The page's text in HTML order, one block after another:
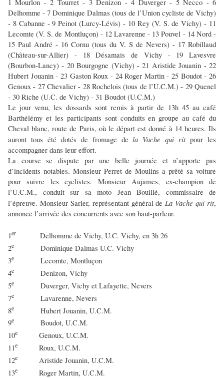
1 Mourlon - 2 Tourret - 3 Denizon - 4 Duverger - 5 Necco - 6
Delhomme - 7 Dominique Dalmas (tous de l’Union cycliste de Vichy)
- 8 Cabanne - 9 Peinot (Lurcy-Lévis) - 10 Rey (V. S. de Vichy) - 11
Lecomte (V. S. de Montluçon) - 12 Lavarenne - 13 Pouvel - 14 Nord -
15 Paul André - 16 Cornu (tous du V. S de Nevers) - 17 Robillaud
(Château-sur-Allier) - 18 Désamais de Vichy - 19 Lavesvre
(Bourbon-Lancy) - 20 Bourgogne (Vichy) - 21 Aristide Jouanin - 22
Hubert Jouanin - 23 Gaston Roux - 24 Roger Martin - 25 Boudot - 26
Genoux - 27 Chevalier - 28 Rochelois (tous de l’U.C.M.) - 29 Quenel
- 30 Riche (U.C. de Vichy) - 31 Boudot (U.C.M.)
Le jour venu, les dossards sont remis à partir de 13h 45 au café
Barthélémy et les participants sont conduits en groupe au café du
Cheval blanc, route de Paris, où le départ est donné à 14 heures. Ils
auront tous été dotés de fromage dela Vache qui ritpour les
accompagner dans leur effort.
La course se dispute par une belle journée et n’apporte pas
d’incidents notables. Monsieur Perret de Moulins a prêté sa voiture
pour suivre les cyclistes. Monsieur Aujames, ex-champion de
l’U.C.M., conduit sur sa moto Jean Bouillé, commissaire de
l’épreuve. Monsieur Sarler, représentant général deLa Vache qui rit,
annonce l’arrivée des concurrents avec son haut-parleur.
1er Delhomme de Vichy, U.C. Vichy, en 3h 26
2e Dominique Dalmas U.C. Vichy
3e Lecomte, Montluçon
4e Denizon, Vichy
5e Duverger, Vichy et Lafayette, Nevers
7e Lavarenne, Nevers
8e Hubert Jouanin, U.C.M.
9e Boudot, U.C.M.
10e Genoux, U.C.M.
11e Roux, U.C.M.
12e Aristide Jouanin, U.C.M.
13e Roger Martin, U.C.M.